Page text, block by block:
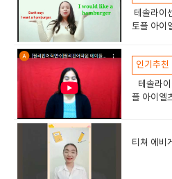
테솔라이
토플 아이
인기추천
테솔라
플 아이엘
티쳐 에비